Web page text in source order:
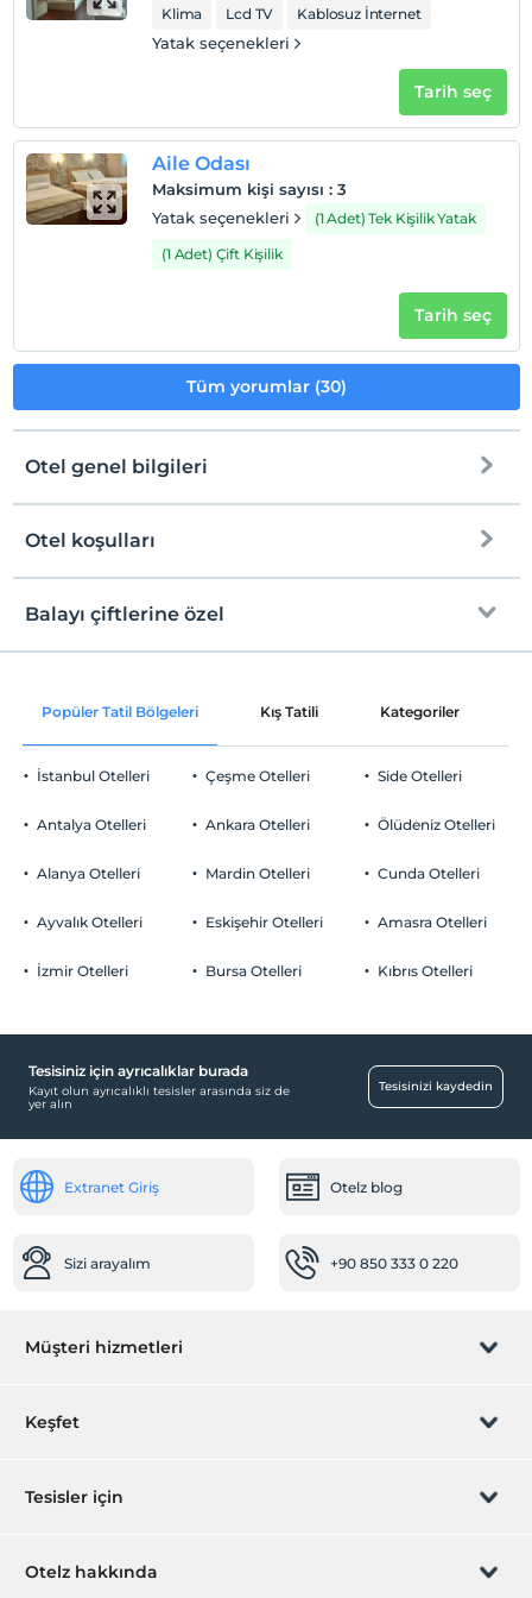
Her bir oda için 8 yaşına kadar 1 çocuk ücretsizdir
Klima Lcd TV Kablosuz İnternet
Yatak seçenekleri
Tarih seç
Aile Odası
Maksimum kişi sayısı : 3
Yatak seçenekleri
(1 Adet) Tek Kişilik Yatak
(1 Adet) Çift Kişilik
Tarih seç
Tüm yorumlar (30)
Otel genel bilgileri
Ücretsiz Wi-fi
Otopark (Tesis bünyesinde)
Paket servis olanağı
Ortak Alanlar
Günlük temizlik hizmeti
Ana kapı giriş düz ayaktır
Klima
Resepsiyon Hizmetleri
Emanet kasası
Otel koşulları
Check/in
En erken saat 13:00 ve sonrası
Check/out
Evcil Hayvan
Sigara
Çocuklar
Her bir oda için 8 yaşına kadar 1 çocuk ücretsizdir
Balayı çiftlerine özel
Oda süslemesi
Odaya günlük gazete servisi
Popüler Tatil Bölgeleri Kış Tatili Kategoriler
İstanbul Otelleri
Antalya Otelleri
Alanya Otelleri
Ayvalık Otelleri
İzmir Otelleri
Çeşme Otelleri
Ankara Otelleri
Mardin Otelleri
Eskişehir Otelleri
Bursa Otelleri
Side Otelleri
Ölüdeniz Otelleri
Cunda Otelleri
Amasra Otelleri
Kıbrıs Otelleri
Tesisiniz için ayrıcalıklar burada
Kayıt olun ayrıcalıklı tesisler arasında siz de
yer alın
Tesisinizi kaydedin
Extranet Giriş Otelz blog
Sizi arayalım +90 850 333 0 220
Müşteri hizmetleri
Rezervasyon yönet
Keşfet
Hediye Kart
Tesisler için
Hemen tesisinizi ekleyin
Otelz hakkında